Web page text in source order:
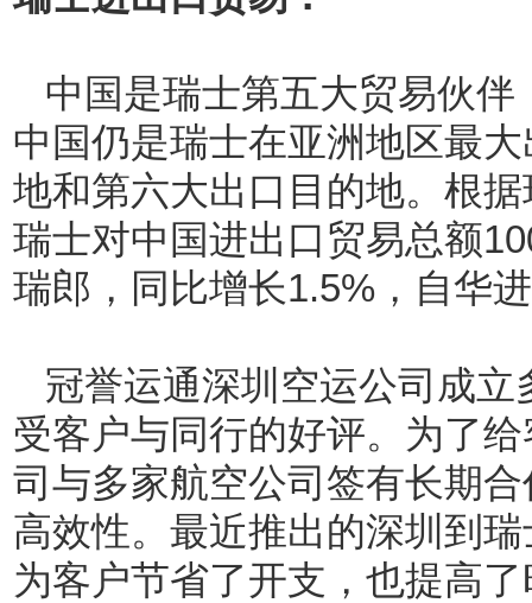
中国是瑞士第五大贸易伙伴
中国仍是瑞士在亚洲地区最
地和第六大出口目的地。根
瑞士对中国进出口贸易总额
瑞郎，同比增长1.5%，自华
冠誉运通深圳空运公司成立
受客户与同行的好评。为了
司与多家航空公司签有长期
高效性。最近推出的深圳到
为客户节省了开支，也提高